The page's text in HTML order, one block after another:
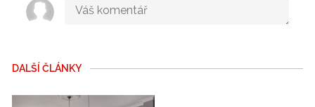
DALŠÍ ČLÁNKY